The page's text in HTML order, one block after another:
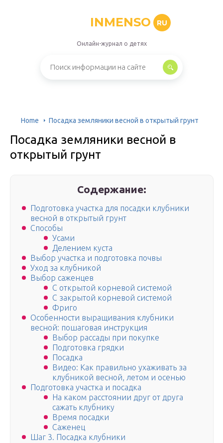
INMENSO RU
Онлайн-журнал о детях
Home Посадка земляники весной в открытый грунт
Посадка земляники весной в
открытый грунт
Содержание:
Подготовка участка для посадки клубники
весной в открытый грунт
Способы
Усами
Делением куста
Выбор участка и подготовка почвы
Уход за клубникой
Выбор саженцев
С открытой корневой системой
С закрытой корневой системой
Фриго
Особенности выращивания клубники
весной: пошаговая инструкция
Выбор рассады при покупке
Подготовка грядки
Посадка
Видео: Как правильно ухаживать за
клубникой весной, летом и осенью
Подготовка участка и посадка
На каком расстоянии друг от друга
сажать клубнику
Время посадки
Саженец
Шаг 3. Посадка клубники